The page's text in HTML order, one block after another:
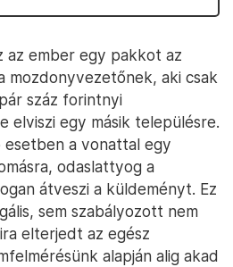
az ember egy pakkot az
mozdonyvezetőnek, aki csak
száz forintnyi
elviszi egy másik településre.
esetben a vonattal egy
odaslattyog a
átveszi a küldeményt. Ez
sem szabályozott nem
elterjedt az egész
alapján alig akad